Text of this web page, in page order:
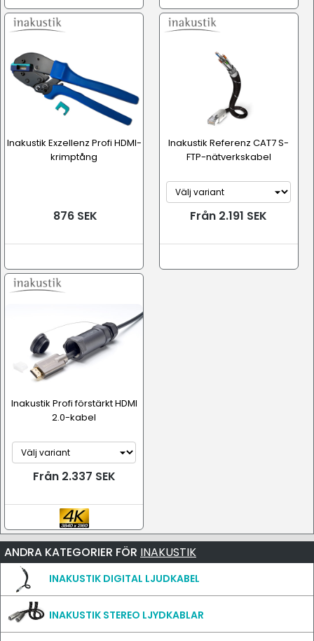
Inakustik Exzellenz Profi HDMI-
krimptång
876 SEK
Inakustik Referenz CAT7 S-
FTP-nätverkskabel
Från 2.191 SEK
Inakustik Profi förstärkt HDMI
2.0-kabel
Från 2.337 SEK
ANDRA KATEGORIER FÖR INAKUSTIK
INAKUSTIK DIGITAL LJUDKABEL
INAKUSTIK STEREO LJYDKABLAR